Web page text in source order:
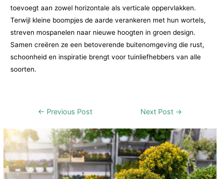
toevoegt aan zowel horizontale als verticale oppervlakken.
Terwijl kleine boompjes de aarde verankeren met hun wortels,
streven mospanelen naar nieuwe hoogten in groen design.
Samen creëren ze een betoverende buitenomgeving die rust,
schoonheid en inspiratie brengt voor tuinliefhebbers van alle
soorten.
Post← Previous Post Next Post →